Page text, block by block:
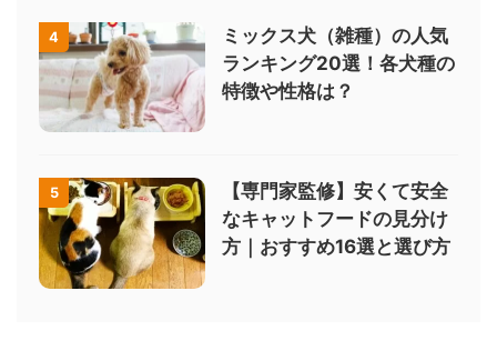
4
ミックス犬（雑種）の人気
ランキング20選！各犬種の
特徴や性格は？
5
【専門家監修】安くて安全
なキャットフードの見分け
方｜おすすめ16選と選び方